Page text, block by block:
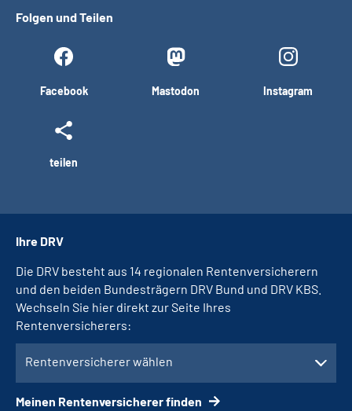
Folgen und Teilen
Facebook Mastodon Instagram
teilen
Ihre DRV
Die DRV besteht aus 14 regionalen Rentenversicherern
und den beiden Bundesträgern DRV Bund und DRV KBS.
Wechseln Sie hier direkt zur Seite Ihres
Rentenversicherers:
Rentenversicherer wählen
Meinen Rentenversicherer finden